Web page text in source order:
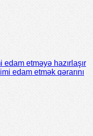
edam etməyə hazırlaşır
edam etmək qərarını